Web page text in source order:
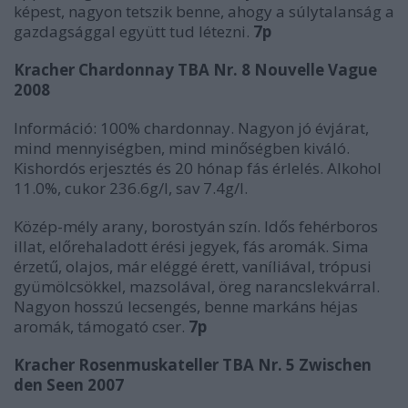
képest, nagyon tetszik benne, ahogy a súlytalanság a
gazdagsággal együtt tud létezni. 7p
Kracher Chardonnay TBA Nr. 8 Nouvelle Vague
2008
Információ: 100% chardonnay. Nagyon jó évjárat,
mind mennyiségben, mind minőségben kiváló.
Kishordós erjesztés és 20 hónap fás érlelés. Alkohol
11.0%, cukor 236.6g/l, sav 7.4g/l.
Közép-mély arany, borostyán szín. Idős fehérboros
illat, előrehaladott érési jegyek, fás aromák. Sima
érzetű, olajos, már eléggé érett, vaníliával, trópusi
gyümölcsökkel, mazsolával, öreg narancslekvárral.
Nagyon hosszú lecsengés, benne markáns héjas
aromák, támogató cser. 7p
Kracher Rosenmuskateller TBA Nr. 5 Zwischen
den Seen 2007